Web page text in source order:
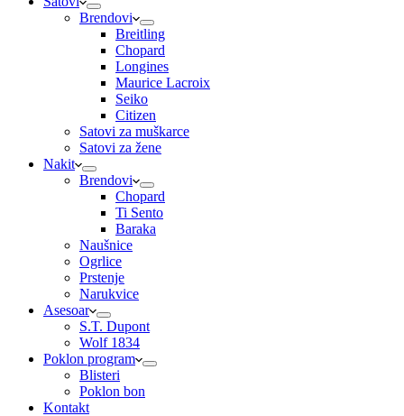
Brendovi
Breitling
Chopard
Longines
Maurice Lacroix
Seiko
Citizen
Satovi za muškarce
Satovi za žene
Nakit
Brendovi
Chopard
Ti Sento
Baraka
Naušnice
Ogrlice
Prstenje
Narukvice
Asesoar
S.T. Dupont
Wolf 1834
Poklon program
Blisteri
Poklon bon
Kontakt